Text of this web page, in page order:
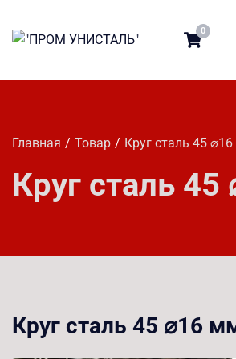
0
Главная Товар Круг сталь 45
Круг сталь
Круг сталь 45 ⌀16